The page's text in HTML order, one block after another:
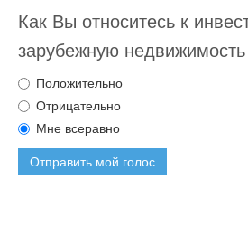
Как Вы относитесь к
зарубежную недвижимость
Положительно
Отрицательно
Мне всеравно
Отправить мой голос